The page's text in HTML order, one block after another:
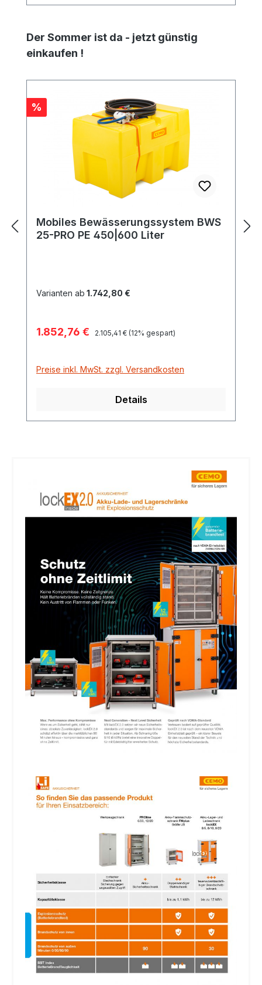
Produktgalerie überspringen
Der Sommer ist da - jetzt günstig
einkaufen !
Rabatt
%
Mobiles Bewässerungssystem BWS
25-PRO PE 450|600 Liter
Varianten ab 1.742,80 €
Verkaufspreis:
1.852,76 € Regulärer Preis:
2.105,41 € (12% gespart)
Preise inkl. MwSt. zzgl. Versandkosten
Details